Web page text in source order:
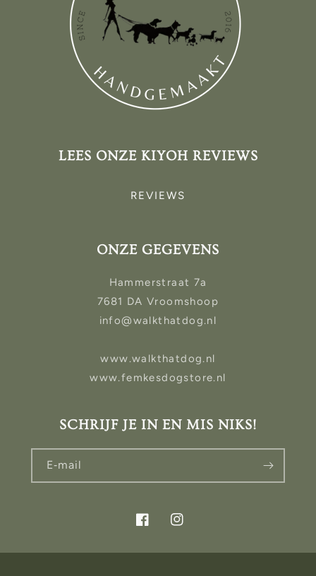
LEES ONZE KIYOH REVIEWS
REVIEWS
ONZE GEGEVENS
Hammerstraat 7a
7681 DA Vroomshoop
info@walkthatdog.nl
www.walkthatdog.nl
www.femkesdogstore.nl
SCHRIJF JE IN EN MIS NIKS!
E‑mail
FacebookInstagram